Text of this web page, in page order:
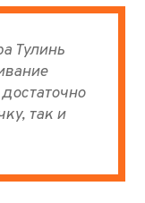
Тулинь
так и